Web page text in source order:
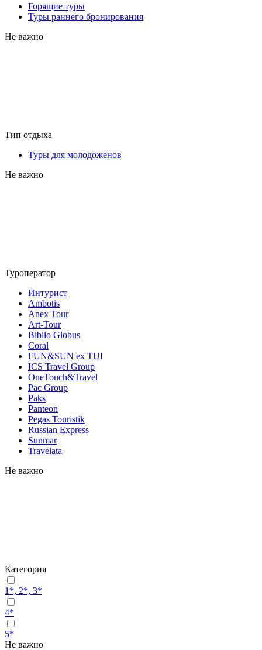
Горящие туры
Туры раннего бронирования
Не важно
Тип отдыха
Туры для молодоженов
Не важно
Туроператор
Интурист
Ambotis
Anex Tour
Art-Tour
Biblio Globus
Coral
FUN&SUN ex TUI
ICS Travel Group
OneTouch&Travel
Pac Group
Paks
Panteon
Pegas Touristik
Russian Express
Sunmar
Travelata
Не важно
Категория
1*, 2*, 3*
4*
5*
Не важно